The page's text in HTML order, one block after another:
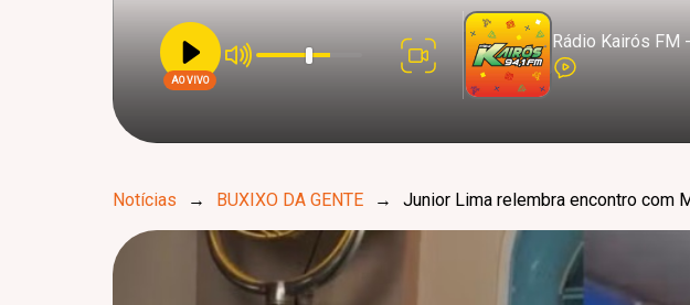
AO VIVO
Rádio Kairós FM
Notícias → BUXIXO DA GENTE → Junior Lima relembra encontro com